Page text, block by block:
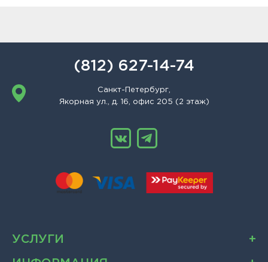
(812) 627-14-74
Санкт-Петербург,
Якорная ул., д. 16, офис 205 (2 этаж)
УСЛУГИ